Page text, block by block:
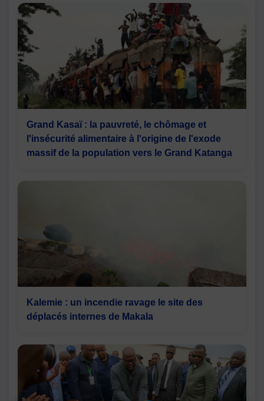
Grand Kasaï : la pauvreté, le chômage et
l'insécurité alimentaire à l'origine de l'exode
massif de la population vers le Grand Katanga
Kalemie : un incendie ravage le site des
déplacés internes de Makala